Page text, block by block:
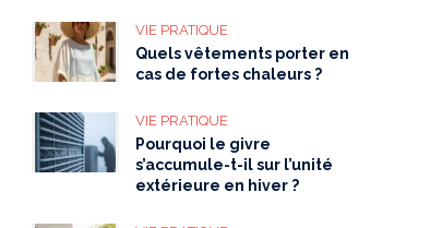
VIE PRATIQUE
Quels vêtements porter en
cas de fortes chaleurs ?
VIE PRATIQUE
Pourquoi le givre
s’accumule-t-il sur l’unité
extérieure en hiver ?